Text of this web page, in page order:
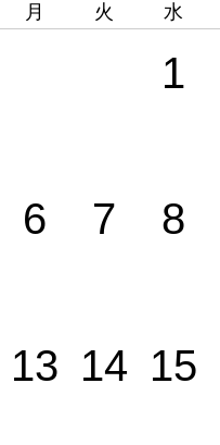
月 火 水
1
6 7 8
13 14 15